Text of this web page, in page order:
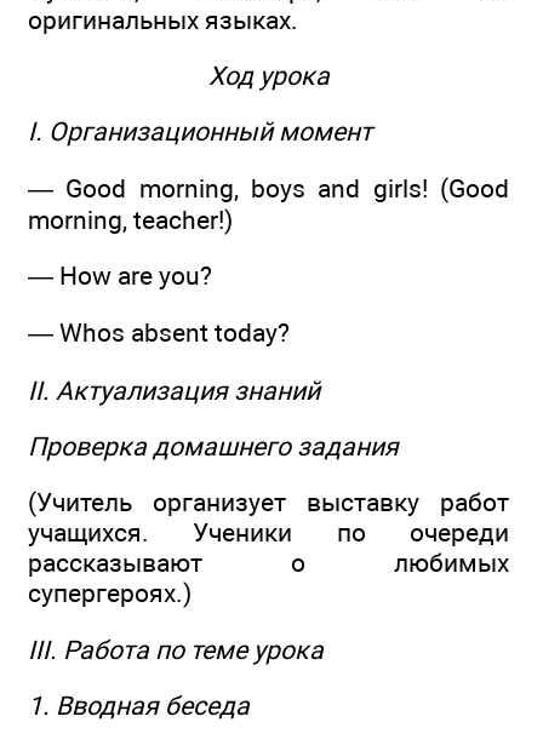
оригинальных языках.
Ход урока
I. Организационный момент
— Good morning, boys and girls! (Good
morning, teacher!)
— How are you?
— Whos absent today?
II. Актуализация знаний
Проверка домашнего задания
(Учитель организует выставку работ
учащихся. Ученики по очереди
рассказывают о любимых
супергероях.)
III. Работа по теме урока
1. Вводная беседа